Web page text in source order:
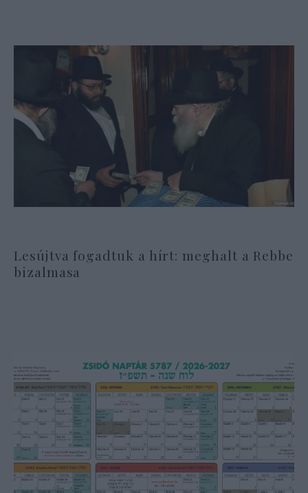
Lesújtva fogadtuk a hírt: meghalt a Rebbe
bizalmasa